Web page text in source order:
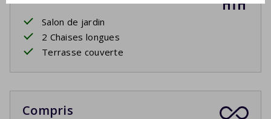
Salon de jardin
2 Chaises longues
Terrasse couverte
Compris